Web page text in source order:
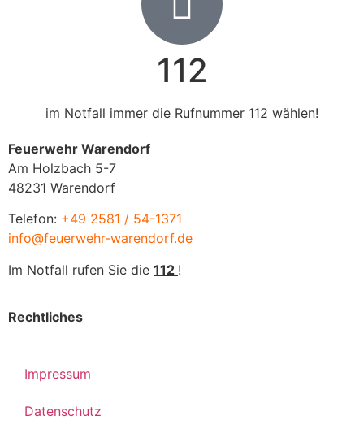
112
im Notfall immer die Rufnummer 112 wählen!
Feuerwehr Warendorf
Am Holzbach 5-7
48231 Warendorf
Telefon: +49 2581 / 54-1371
info@feuerwehr-warendorf.de
Im Notfall rufen Sie die 112 !
Rechtliches
Impressum
Datenschutz